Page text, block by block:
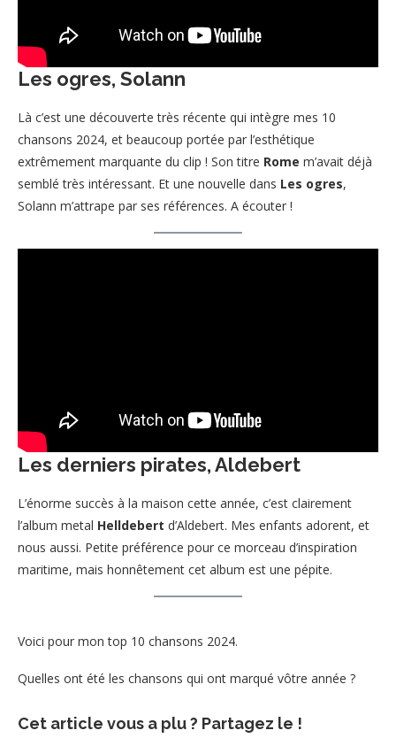
Les ogres, Solann
Là c’est une découverte très récente qui intègre mes 10
chansons 2024, et beaucoup portée par l’esthétique
extrêmement marquante du clip ! Son titre Rome m’avait déjà
semblé très intéressant. Et une nouvelle dans Les ogres,
Solann m’attrape par ses références. A écouter !
Les derniers pirates, Aldebert
L’énorme succès à la maison cette année, c’est clairement
l’album metal Helldebert d’Aldebert. Mes enfants adorent, et
nous aussi. Petite préférence pour ce morceau d’inspiration
maritime, mais honnêtement cet album est une pépite.
Voici pour mon top 10 chansons 2024.
Quelles ont été les chansons qui ont marqué vôtre année ?
Cet article vous a plu ? Partagez le !